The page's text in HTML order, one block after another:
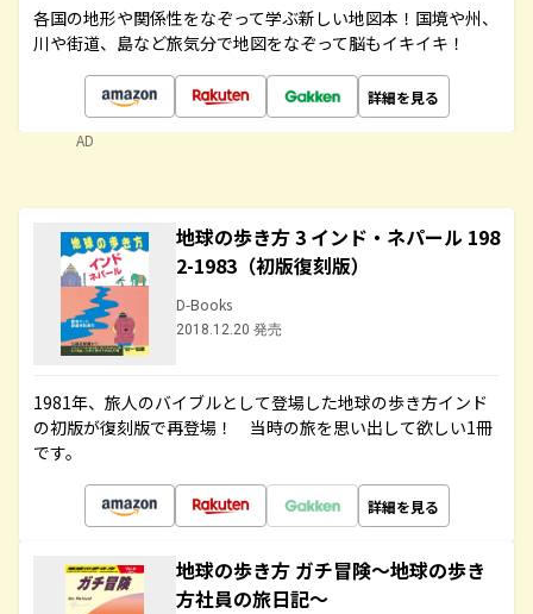
各国の地形や関係性をなぞって学ぶ新しい地図本！国境や州、
川や街道、島など旅気分で地図をなぞって脳もイキイキ！
詳細を見る
AD
地球の歩き方 3 インド・ネパール 198
2-1983（初版復刻版）
D-Books
2018.12.20 発売
1981年、旅人のバイブルとして登場した地球の歩き方インド
の初版が復刻版で再登場！ 当時の旅を思い出して欲しい1冊
です。
詳細を見る
地球の歩き方 ガチ冒険～地球の歩き
方社員の旅日記～